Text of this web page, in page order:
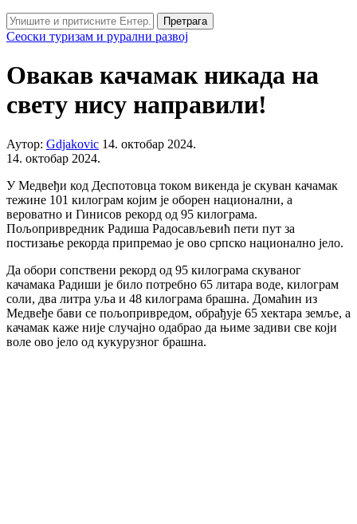
Претрага
Сеоски туризам и рурални развој
Овакав качамак никада на
свету нису направили!
Аутор: Gdjakovic 14. октобар 2024.
14. октобар 2024.
У Медвеђи код Деспотовца током викенда је скуван качамак
тежине 101 килограм којим је оборен национални, а
вероватно и Гинисов рекорд од 95 килограма.
Пољопривредник Радиша Радосављевић пети пут за
постизање рекорда припремао је ово српско национално јело.
Да обори сопствени рекорд од 95 килограма скуваног
качамака Радиши је било потребно 65 литара воде, килограм
соли, два литра уља и 48 килограма брашна. Домаћин из
Медвеђе бави се пољопривредом, обрађује 65 хектара земље, а
качамак каже није случајно одабрао да њиме задиви све који
воле ово јело од кукурузног брашна.